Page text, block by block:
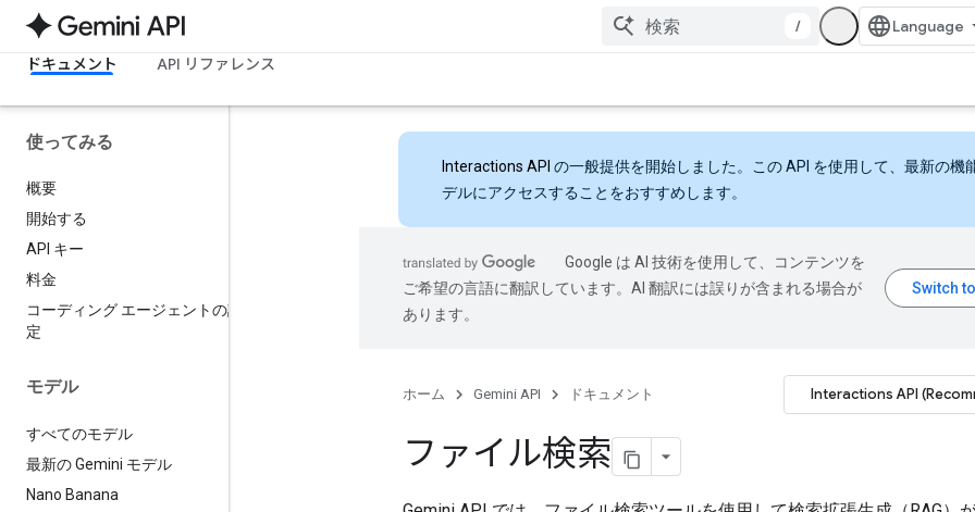
/
ドキュメント API リファレンス
使ってみる
概要
開始する
API キー
料金
コーディング エージェントの設
定
モデル
すべてのモデル
最新の Gemini モデル
Nano Banana
Interactions API の一般提供を開始しました。この API を使用して、最新の機
デルにアクセスすることをおすすめします。
Google は AI 技術を使用して、コンテンツを
ご希望の言語に翻訳しています。AI 翻訳には誤りが含まれる場合が
あります。
ホーム Gemini API ドキュメント Interactions API
ファイル検索